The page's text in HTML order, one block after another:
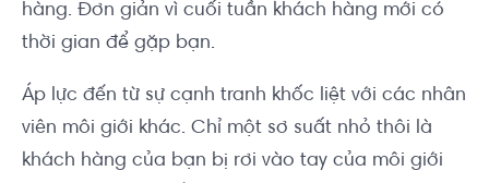
hàng. Đơn giản vì cuối tuần khách hàng mới có
thời gian để gặp bạn.
Áp lực đến từ sự cạnh tranh khốc liệt với các nhân
viên môi giới khác. Chỉ một sơ suất nhỏ thôi là
khách hàng của bạn bị rơi vào tay của môi giới